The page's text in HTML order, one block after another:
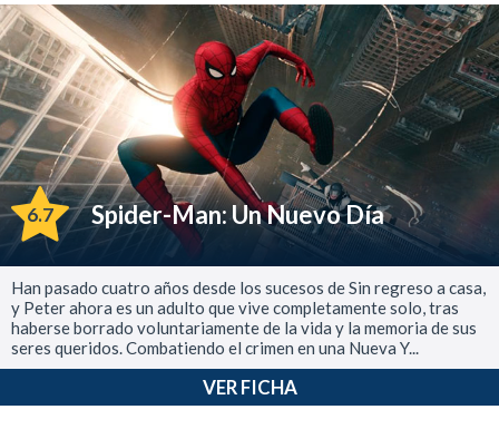
6.7 Spider-Man: Un Nuevo Día
Han pasado cuatro años desde los sucesos de Sin regreso a casa,
y Peter ahora es un adulto que vive completamente solo, tras
haberse borrado voluntariamente de la vida y la memoria de sus
seres queridos. Combatiendo el crimen en una Nueva Y...
VER FICHA